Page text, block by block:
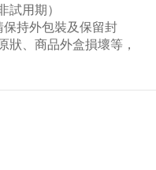
試用期）
保持外包裝及保留封
狀、商品外盒損壞等，